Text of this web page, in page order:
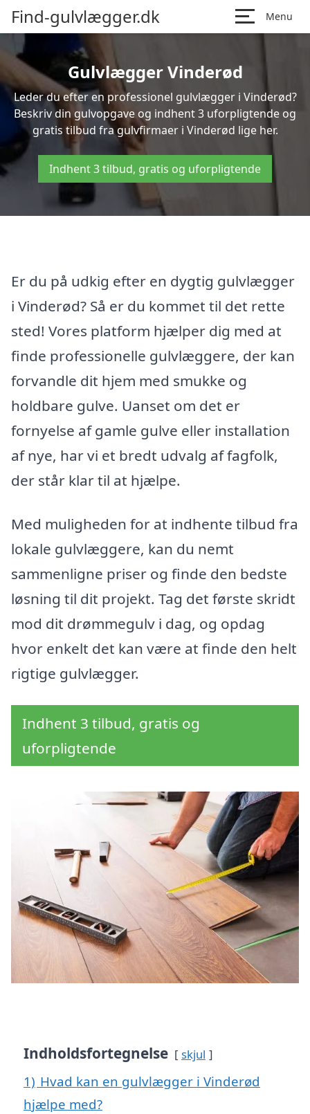
Find-gulvlægger.dk Menu
Gulvlægger Vinderød
Leder du efter en professionel gulvlægger i Vinderød?
Beskriv din gulvopgave og indhent 3 uforpligtende og
gratis tilbud fra gulvfirmaer i Vinderød lige her.
Indhent 3 tilbud, gratis og uforpligtende
Er du på udkig efter en dygtig gulvlægger
i Vinderød? Så er du kommet til det rette
sted! Vores platform hjælper dig med at
finde professionelle gulvlæggere, der kan
forvandle dit hjem med smukke og
holdbare gulve. Uanset om det er
fornyelse af gamle gulve eller installation
af nye, har vi et bredt udvalg af fagfolk,
der står klar til at hjælpe.
Med muligheden for at indhente tilbud fra
lokale gulvlæggere, kan du nemt
sammenligne priser og finde den bedste
løsning til dit projekt. Tag det første skridt
mod dit drømmegulv i dag, og opdag
hvor enkelt det kan være at finde den helt
rigtige gulvlægger.
Indhent 3 tilbud, gratis og
uforpligtende
Indholdsfortegnelse skjul
1) Hvad kan en gulvlægger i Vinderød
hjælpe med?